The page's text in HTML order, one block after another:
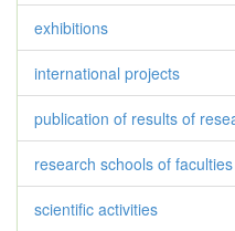
exhibitions
international projects
publication of results of
research schools of faculties
scientific activities